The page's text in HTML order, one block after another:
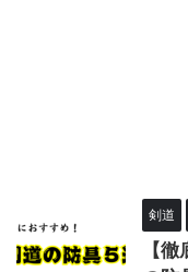
剣道
【